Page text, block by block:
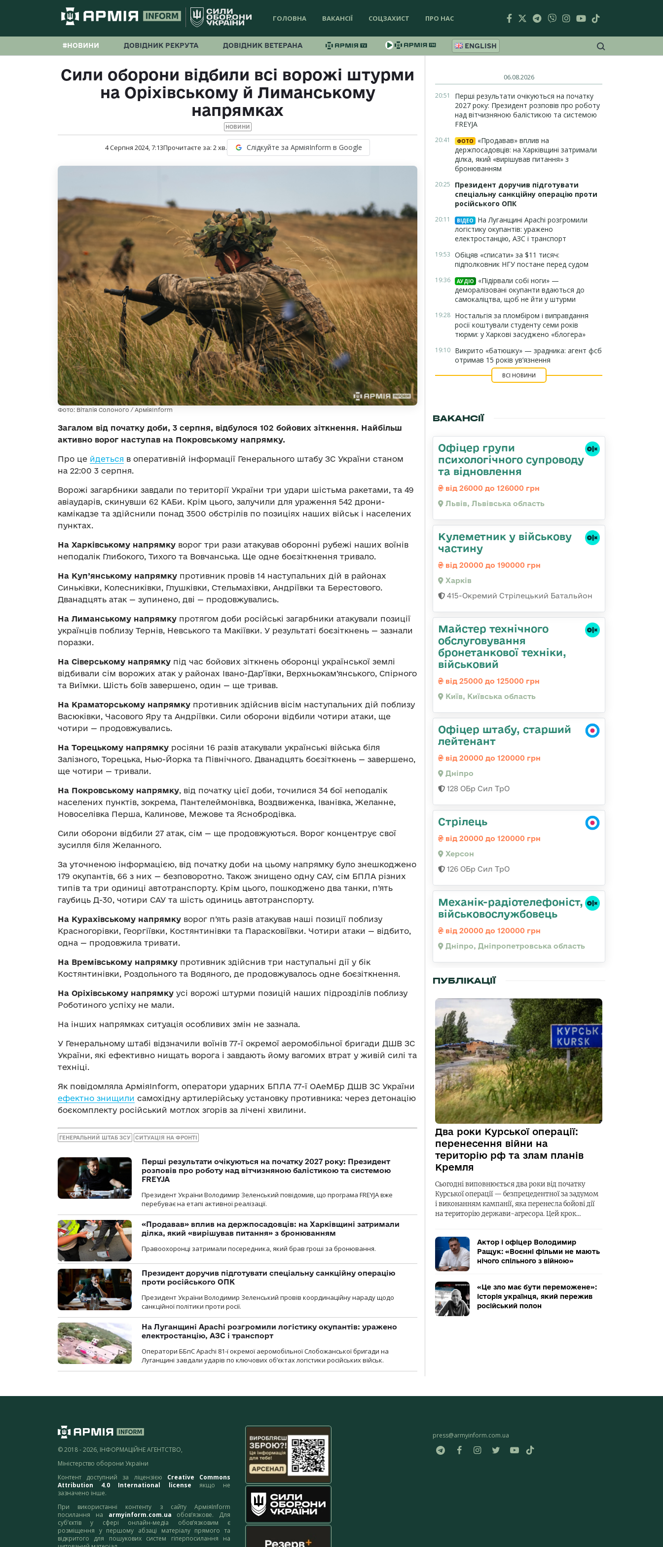
ГОЛОВНА ВАКАНСІЇ СОЦЗАХИСТ ПРО НАС
#НОВИНИ ДОВІДНИК РЕКРУТА ДОВІДНИК ВЕТЕРАНА ENGLISH
Сили оборони відбили всі ворожі штурми
на Оріхівському й Лиманському
напрямках
НОВИНИ
4 Серпня 2024, 7:13Прочитаєте за: 2хв. Слідкуйте за АрміяInform в Google
Фото: Віталія Солоного / АрміяInform
Загалом від початку доби, 3 серпня, відбулося 102 бойових зіткнення. Найбільш
активно ворог наступав на Покровському напрямку.
Про це йдеться в оперативній інформації Генерального штабу ЗС України станом
на 22:00 3 серпня.
Ворожі загарбники завдали по території України три удари шістьма ракетами, та 49
авіаударів, скинувши 62 КАБи. Крім цього, залучили для ураження 542 дрони-
камікадзе та здійснили понад 3500 обстрілів по позиціях наших військ і населених
пунктах.
На Харківському напрямку ворог три рази атакував оборонні рубежі наших воїнів
неподалік Глибокого, Тихого та Вовчанська. Ще одне боєзіткнення тривало.
На Куп’янському напрямку противник провів 14 наступальних дій в районах
Синьківки, Колесниківки, Глушківки, Стельмахівки, Андріївки та Берестового.
Дванадцять атак — зупинено, дві — продовжувались.
На Лиманському напрямку протягом доби російські загарбники атакували позиції
українців поблизу Тернів, Невського та Макіївки. У результаті боєзіткнень — зазнали
поразки.
На Сіверському напрямку під час бойових зіткнень оборонці української землі
відбивали сім ворожих атак у районах Івано-Дар’ївки, Верхньокам’янського, Спірного
та Виїмки. Шість боїв завершено, один — ще тривав.
На Краматорському напрямку противник здійснив вісім наступальних дій поблизу
Васюківки, Часового Яру та Андріївки. Сили оборони відбили чотири атаки, ще
чотири — продовжувались.
На Торецькому напрямку росіяни 16 разів атакували українські війська біля
Залізного, Торецька, Нью-Йорка та Північного. Дванадцять боєзіткнень — завершено,
ще чотири — тривали.
На Покровському напрямку, від початку цієї доби, точилися 34 бої неподалік
населених пунктів, зокрема, Пантелеймонівка, Воздвиженка, Іванівка, Желанне,
Новоселівка Перша, Калинове, Межове та Яснобродівка.
Сили оборони відбили 27 атак, сім — ще продовжуються. Ворог концентрує свої
зусилля біля Желанного.
За уточненою інформацією, від початку доби на цьому напрямку було знешкоджено
179 окупантів, 66 з них — безповоротно. Також знищено одну САУ, сім БПЛА різних
типів та три одиниці автотранспорту. Крім цього, пошкоджено два танки, п’ять
гаубиць Д-30, чотири САУ та шість одиниць автотранспорту.
На Курахівському напрямку ворог п’ять разів атакував наші позиції поблизу
Красногорівки, Георгіївки, Костянтинівки та Парасковіївки. Чотири атаки — відбито,
одна — продовжила тривати.
На Времівському напрямку противник здійснив три наступальні дії у бік
Костянтинівки, Роздольного та Водяного, де продовжувалось одне боєзіткнення.
На Оріхівському напрямку усі ворожі штурми позицій наших підрозділів поблизу
Роботиного успіху не мали.
На інших напрямках ситуація особливих змін не зазнала.
У Генеральному штабі відзначили воїнів 77-ї окремої аеромобільної бригади ДШВ ЗС
України, які ефективно нищать ворога і завдають йому вагомих втрат у живій силі та
техніці.
Як повідомляла АрміяInform, оператори ударних БПЛА 77-ї ОАеМБр ДШВ ЗС України
ефектно знищили самохідну артилерійську установку противника: через детонацію
боєкомплекту російський мотлох згорів за лічені хвилини.
ГЕНЕРАЛЬНИЙ ШТАБ ЗСУ СИТУАЦІЯ НА ФРОНТІ
Перші результати очікуються на початку 2027 року: Президент
розповів про роботу над вітчизняною балістикою та системою
FREYJA
Президент України Володимир Зеленський повідомив, що програма FREYJA вже
перебуває на етапі активної реалізації.
«Продавав» вплив на держпосадовців: на Харківщині затримали
ділка, який «вирішував питання» з бронюванням
Правоохоронці затримали посередника, який брав гроші за бронювання.
Президент доручив підготувати спеціальну санкційну операцію
проти російського ОПК
Президент України Володимир Зеленський провів координаційну нараду щодо
санкційної політики проти росії.
На Луганщині Apachi розгромили логістику окупантів: уражено
електростанцію, АЗС і транспорт
Оператори ББпС Apachi 81-ї окремої аеромобільної Слобожанської бригади на
Луганщині завдали ударів по ключових об’єктах логістики російських військ.
06.08.2026
20:51
Перші результати очікуються на початку
2027 року: Президент розповів про роботу
над вітчизняною балістикою та системою
FREYJA
20:41 ФОТО
«Продавав» вплив на
держпосадовців: на Харківщині затримали
ділка, який «вирішував питання» з
бронюванням
20:25
Президент доручив підготувати
спеціальну санкційну операцію проти
російського ОПК
20:11 ВІДЕО
На Луганщині Apachi розгромили
логістику окупантів: уражено
електростанцію, АЗС і транспорт
19:53 Обіцяв «списати» за $11 тисяч:
підполковник НГУ постане перед судом
19:36 АУДІО
«Підірвали собі ноги» —
деморалізовані окупанти вдаються до
самокаліцтва, щоб не йти у штурми
19:28 Ностальгія за пломбіром і виправдання
росії коштували студенту семи років
тюрми: у Харкові засуджено «блогера»
19:10 Викрито «батюшку» — зрадника: агент фсб
отримав 15 років ув’язнення
ВСІ НОВИНИ
ВАКАНСІЇ
Офіцер групи
психологічного супроводу
та відновлення
від 26000 до 126000 грн
Львів, Львівська область
Кулеметник у військову
частину
від 20000 до 190000 грн
Харків
415-Окремий Стрілецький Батальйон
Майстер технічного
обслуговування
бронетанкової техніки,
військовий
від 25000 до 125000 грн
Київ, Київська область
Офіцер штабу, старший
лейтенант
від 20000 до 120000 грн
Дніпро
128 ОБр Сил ТрО
Стрілець
від 20000 до 120000 грн
Херсон
126 ОБр Сил ТрО
Механік-радіотелефоніст,
військовослужбовець
від 20000 до 120000 грн
Дніпро, Дніпропетровська область
ПУБЛІКАЦІЇ
Два роки Курської операції:
перенесення війни на
територію рф та злам планів
Кремля
Сьогодні виповнюється два роки від початку
Курської операції — безпрецедентної за задумом
і виконанням кампанії, яка перенесла бойові дії
на територію держави-агресора. Цей крок…
Актор і офіцер Володимир
Ращук: «Воєнні фільми не мають
нічого спільного з війною»
«Це зло має бути переможене»:
історія українця, який пережив
російський полон
© 2018 - 2026, ІНФОРМАЦІЙНЕ АГЕНТСТВО,
Міністерство оборони України
Контент доступний за ліцензією Creative Commons
Attribution 4.0 International license якщо не
зазначено інше.
При використанні контенту з сайту АрміяInform
посилання на armyinform.com.ua обов’язкове. Для
суб’єктів у сфері онлайн-медіа обов’язковим є
розміщення у першому абзаці матеріалу прямого та
відкритого для пошукових систем гіперпосилання на
press@armyinform.com.ua